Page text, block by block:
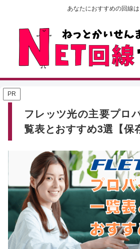
あなたにおすすめの回線は
PR
フレッツ光の主要プロ
覧表とおすすめ3選【保